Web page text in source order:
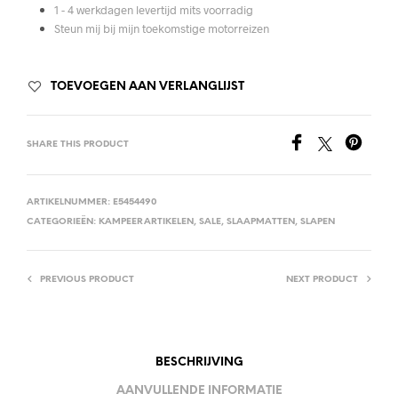
1 - 4 werkdagen levertijd mits voorradig
Steun mij bij mijn toekomstige motorreizen
TOEVOEGEN AAN VERLANGLIJST
SHARE THIS PRODUCT
ARTIKELNUMMER: E5454490
CATEGORIEËN: KAMPEERARTIKELEN , SALE, SLAAPMATTEN , SLAPEN
PREVIOUS PRODUCT NEXT PRODUCT
BESCHRIJVING
AANVULLENDE INFORMATIE